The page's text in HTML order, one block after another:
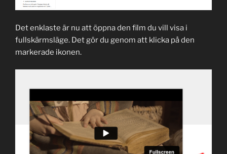
Det enklaste är nu att öppna den film du vill visa i
fullskärmsläge. Det gör du genom att klicka på den
markerade ikonen.